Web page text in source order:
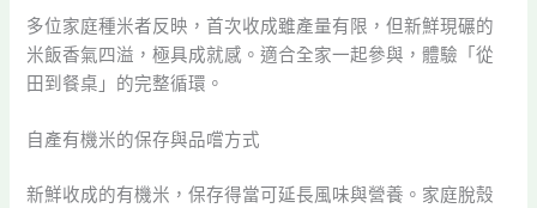
多位家庭種米者反映，首次收成雖產量有限，但新鮮現碾的
米飯香氣四溢，極具成就感。適合全家一起參與，體驗「從
田到餐桌」的完整循環。
自產有機米的保存與品嚐方式
新鮮收成的有機米，保存得當可延長風味與營養。家庭脫殼